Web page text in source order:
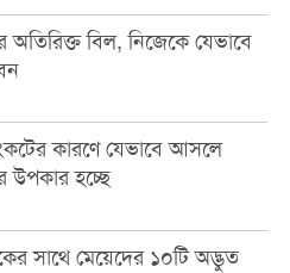
অতিরিক্ত বিল, নিজেকে যেভাবে
কারণে যেভাবে আসলে
উপকার হচ্ছে
সাথে মেয়েদের ১০টি অদ্ভুত